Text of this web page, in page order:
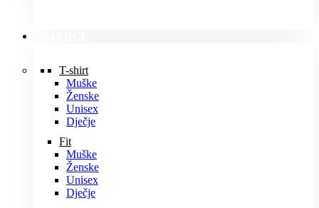
T-shirt
Muške
Ženske
Unisex
Dječje
Fit
Muške
Ženske
Unisex
Dječje